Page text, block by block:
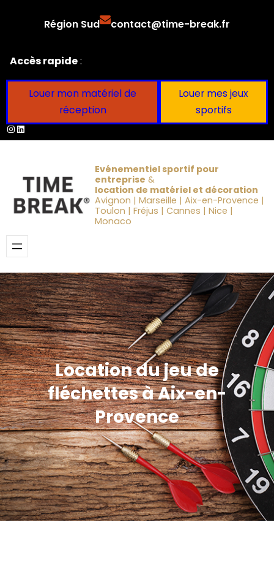
Région Sud contact@time-break.fr
Accès rapide:
Louer mon matériel de
réception
Louer mes jeux
sportifs
Instagram
LinkedIn
Evénementiel sportif pour
entreprise &
location de matériel et décoration
Avignon | Marseille | Aix-en-Provence |
Toulon | Fréjus | Cannes | Nice |
Monaco
Location du jeu de
fléchettes à Aix-en-
Provence